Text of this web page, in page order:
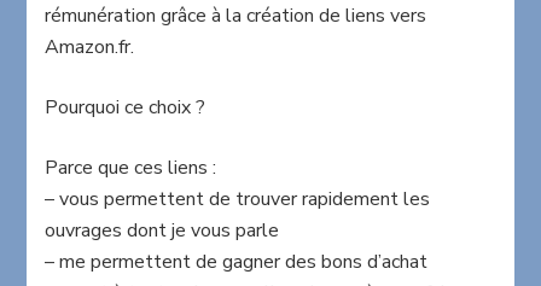
rémunération grâce à la création de liens vers
Amazon.fr.
Pourquoi ce choix ?
Parce que ces liens :
– vous permettent de trouver rapidement les
ouvrages dont je vous parle
– me permettent de gagner des bons d’achat